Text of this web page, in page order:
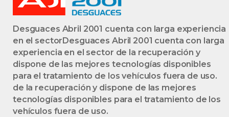
Desguaces Abril 2001 cuenta con larga experiencia
en el sectorDesguaces Abril 2001 cuenta con larga
experiencia en el sector de la recuperación y
dispone de las mejores tecnologías disponibles
para el tratamiento de los vehículos fuera de uso.
de la recuperación y dispone de las mejores
tecnologías disponibles para el tratamiento de los
vehículos fuera de uso.